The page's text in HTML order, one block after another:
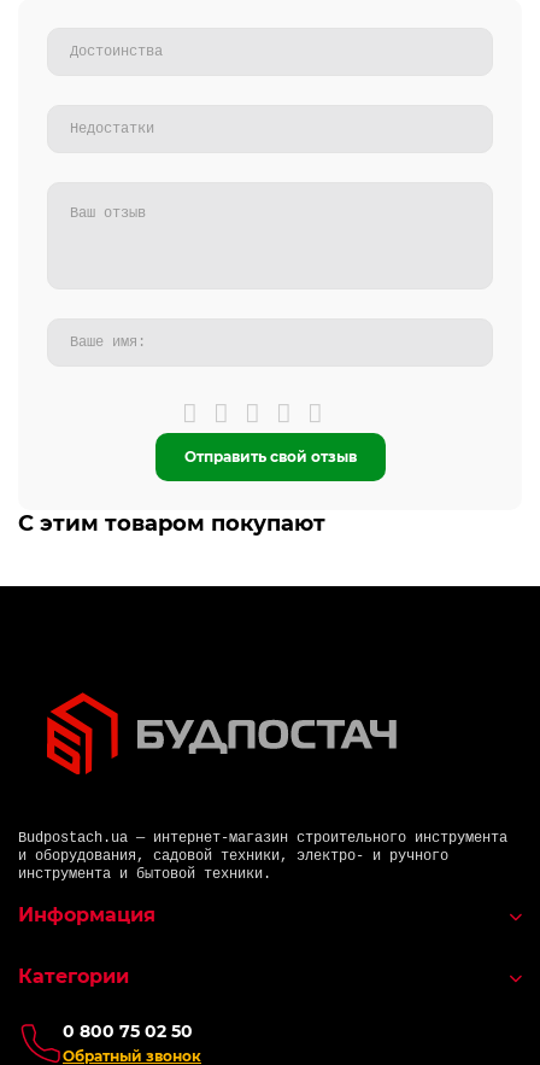
Отправить свой отзыв
С этим товаром покупают
Budpostach.ua — интернет-магазин строительного инструмента
и оборудования, садовой техники, электро- и ручного
инструмента и бытовой техники.
0 800 75 02 50
Обратный звонок
Информация
Категории